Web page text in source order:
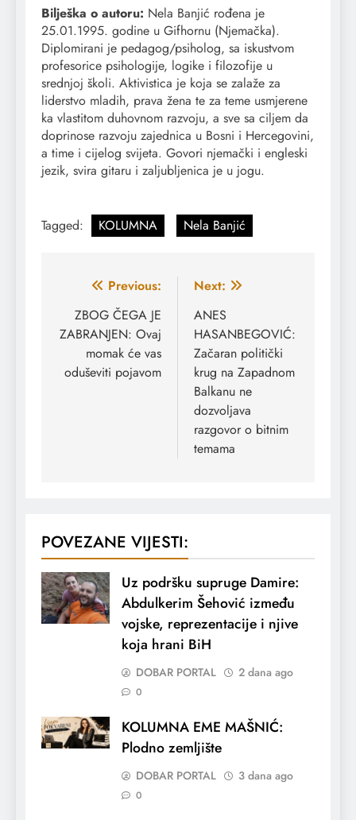
Bilješka o autoru: Nela Banjić rođena je
25.01.1995. godine u Gifhornu (Njemačka).
Diplomirani je pedagog/psiholog, sa iskustvom
profesorice psihologije, logike i filozofije u
srednjoj školi. Aktivistica je koja se zalaže za
liderstvo mladih, prava žena te za teme usmjerene
ka vlastitom duhovnom razvoju, a sve sa ciljem da
doprinose razvoju zajednica u Bosni i Hercegovini,
a time i cijelog svijeta. Govori njemački i engleski
jezik, svira gitaru i zaljubljenica je u jogu.
Tagged: KOLUMNA Nela Banjić
Navigacija
članaka
Previous:
ZBOG ČEGA JE
ZABRANJEN: Ovaj
momak će vas
oduševiti pojavom
Next:
ANES
HASANBEGOVIĆ:
Začaran politički
krug na Zapadnom
Balkanu ne
dozvoljava
razgovor o bitnim
temama
POVEZANE VIJESTI:
Uz podršku supruge Damire:
Abdulkerim Šehović između
vojske, reprezentacije i njive
koja hrani BiH
DOBAR PORTAL 2 dana ago
0
KOLUMNA EME MAŠNIĆ:
Plodno zemljište
DOBAR PORTAL 3 dana ago
0